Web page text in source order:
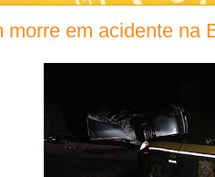
morre em acidente na